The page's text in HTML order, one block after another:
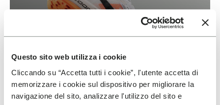
Questo sito web utilizza i cookie
Cliccando su “Accetta tutti i cookie”, l'utente accetta di
memorizzare i cookie sul dispositivo per migliorare la
navigazione del sito, analizzare l'utilizzo del sito e
Vibram & Nike
了解更多